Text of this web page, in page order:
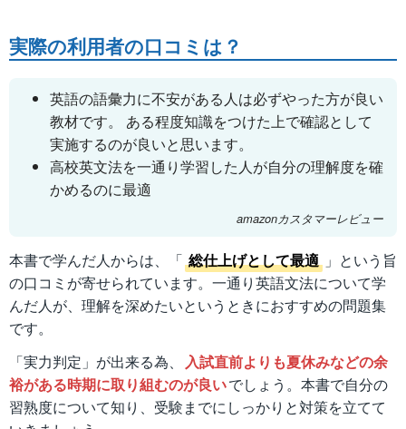
実際の利用者の口コミは？
英語の語彙力に不安がある人は必ずやった方が良い
教材です。 ある程度知識をつけた上で確認として
実施するのが良いと思います。
高校英文法を一通り学習した人が自分の理解度を確
かめるのに最適
amazonカスタマーレビュー
本書で学んだ人からは、「 総仕上げとして最適 」という旨
の口コミが寄せられています。一通り英語文法について学
んだ人が、理解を深めたいというときにおすすめの問題集
です。
「実力判定」が出来る為、
入試直前よりも夏休みなどの余
裕がある時期に取り組むのが良いでしょう。本書で自分の
習熟度について知り、受験までにしっかりと対策を立てて